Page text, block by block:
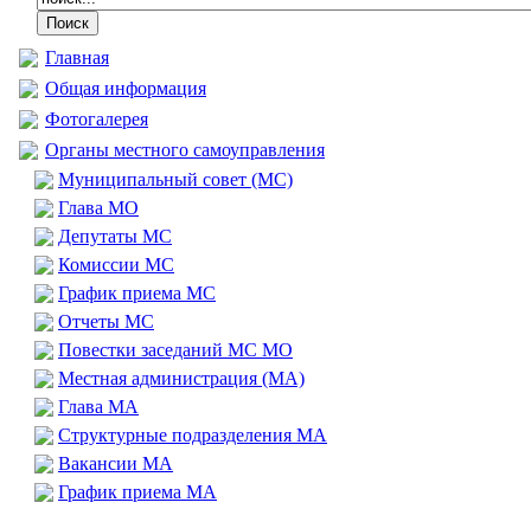
Главная
Общая информация
Фотогалерея
Органы местного самоуправления
Муниципальный совет (МС)
Глава МО
Депутаты МС
Комиссии МС
График приема МС
Отчеты МС
Повестки заседаний МС МО
Местная администрация (МА)
Глава МА
Структурные подразделения МА
Вакансии МА
График приема МА